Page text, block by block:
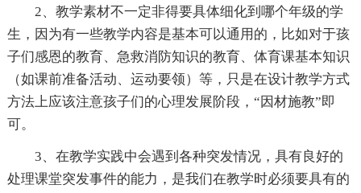
2、教学素材不一定非得要具体细化到哪个年级的学
生，因为有一些教学内容是基本可以通用的，比如对于孩
子们感恩的教育、急救消防知识的教育、体育课基本知识
（如课前准备活动、运动要领）等，只是在设计教学方式
方法上应该注意孩子们的心理发展阶段，“因材施教”即
可。
3、在教学实践中会遇到各种突发情况，具有良好的
处理课堂突发事件的能力，是我们在教学时必须要具有的